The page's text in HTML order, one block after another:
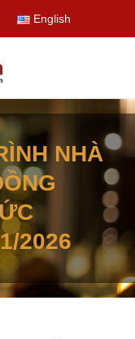
English
NHÀ
2026